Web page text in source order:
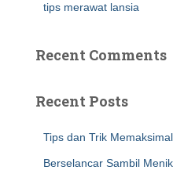
tips merawat lansia
Recent Comments
Recent Posts
Tips dan Trik
Berselancar Sambil